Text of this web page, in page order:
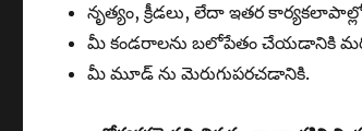
నృత్యం, క్రీడలు, లేదా ఇతర
మీ కండరాలను బలోపేతం చేయడానికి
మీ మూడ్ ను మెరుగుపరచడానికి.